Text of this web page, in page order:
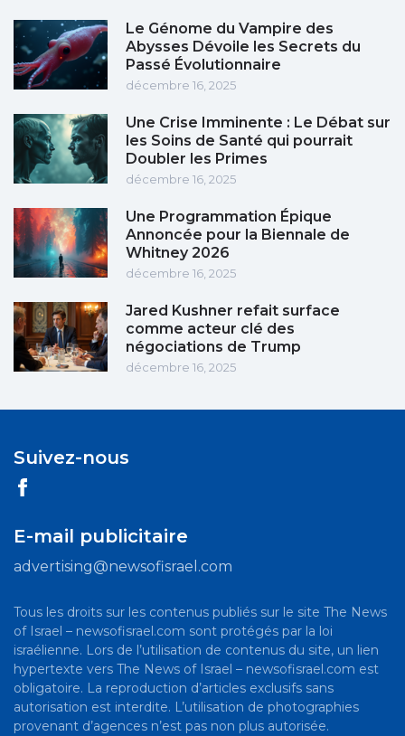
Le Génome du Vampire des
Abysses Dévoile les Secrets du
Passé Évolutionnaire
décembre 16, 2025
Une Crise Imminente : Le Débat sur
les Soins de Santé qui pourrait
Doubler les Primes
décembre 16, 2025
Une Programmation Épique
Annoncée pour la Biennale de
Whitney 2026
décembre 16, 2025
Jared Kushner refait surface
comme acteur clé des
négociations de Trump
décembre 16, 2025
Suivez-nous
E-mail publicitaire
advertising@newsofisrael.com
Tous les droits sur les contenus publiés sur le site The News
of Israel – newsofisrael.com sont protégés par la loi
israélienne. Lors de l’utilisation de contenus du site, un lien
hypertexte vers The News of Israel – newsofisrael.com est
obligatoire. La reproduction d’articles exclusifs sans
autorisation est interdite. L’utilisation de photographies
provenant d’agences n’est pas non plus autorisée.